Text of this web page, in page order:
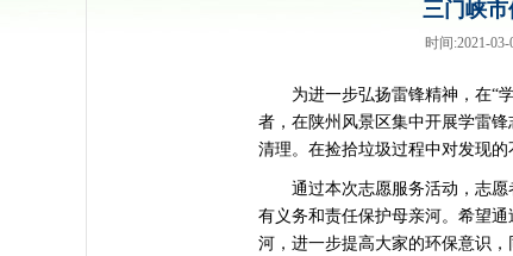
三门峡
时间:2021-
为进一步弘扬雷锋精神，在“学
者，在陕州风景区集中开展学雷
清理。在捡拾垃圾过程中对发现的
通过本次志愿服务活动，志
有义务和责任保护母亲河。希望
河，进一步提高大家的环保意识，